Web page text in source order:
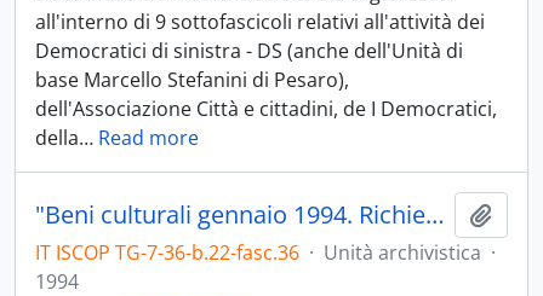
all'interno di 9 sottofascicoli relativi all'attività dei
Democratici di sinistra - DS (anche dell'Unità di
base Marcello Stefanini di Pesaro),
dell'Associazione Città e cittadini, de I Democratici,
della… Read more
"Beni culturali gennaio 1994. Richiesta contributi"
IT ISCOP TG-7-36-b.22-fasc.36 · Unità archivistica ·
1994